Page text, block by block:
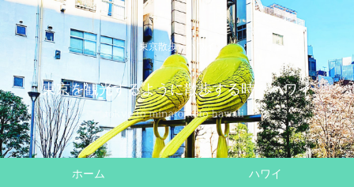
東京散歩・ハワイ
東京を観光するように散歩する時々ハワイ
ホーム ハワイ